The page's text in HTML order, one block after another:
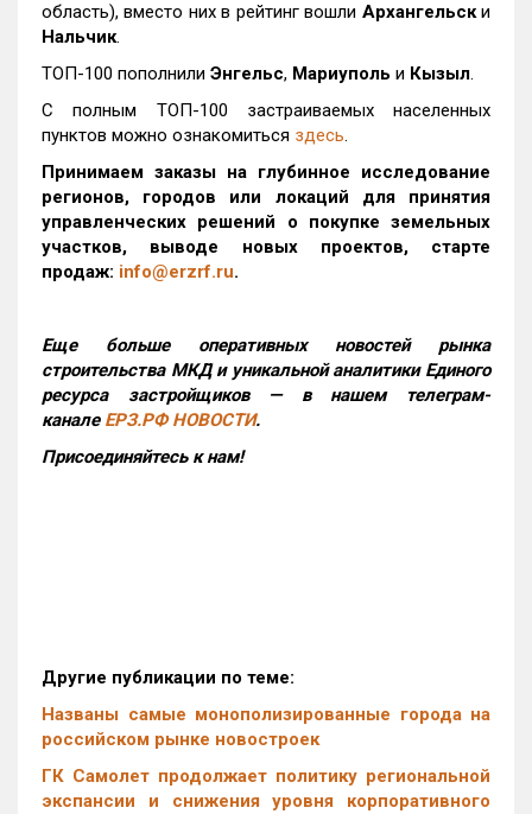
область), вместо них в рейтинг вошли Архангельски
Нальчик.
ТОП-100 пополнили Энгельс, Мариуполь и Кызыл.
С полным ТОП-100 застраиваемых населенных
пунктов можно ознакомиться здесь.
Принимаем заказы на глубинное исследование
регионов, городов или локаций для принятия
управленческих решений о покупке земельных
участков, выводе новых проектов, старте
продаж: info@erzrf.ru.
Еще больше оперативных новостей рынка
строительства МКД и уникальной аналитики Единого
ресурса застройщиков — в нашем телеграм-
канале ЕРЗ.РФ НОВОСТИ.
Присоединяйтесь к нам!
Другие публикации по теме:
Названы самые монополизированные города на
российском рынке новостроек
ГК Самолет продолжает политику региональной
экспансии и снижения уровня корпоративного